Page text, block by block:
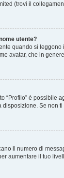
(trovi il
utente?
quando si
avatar, che in
“Profilo” è
Se non
il numero di
aumentare il tuo